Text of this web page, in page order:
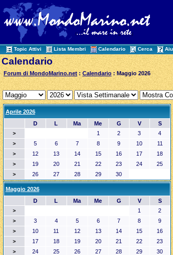
Topic Attivi Lista Membri Calendario Cerca
Calendario
Forum di MondoMarino.net :Calendario : Maggio 2026
Aprile 2026
D
L Ma Me G V S
> 1 2 3 4
> 5 6 7 8 9 10 11
> 12 13 14 15 16 17 18
> 19 20 21 22 23 24 25
> 26 27 28 29 30
Maggio 2026
D
L Ma Me G V S
> 1 2
> 3 4 5 6 7 8 9
> 10 11 12 13 14 15 16
> 17 18 19 20 21 22 23
> 24 25 26 27 28 29 30